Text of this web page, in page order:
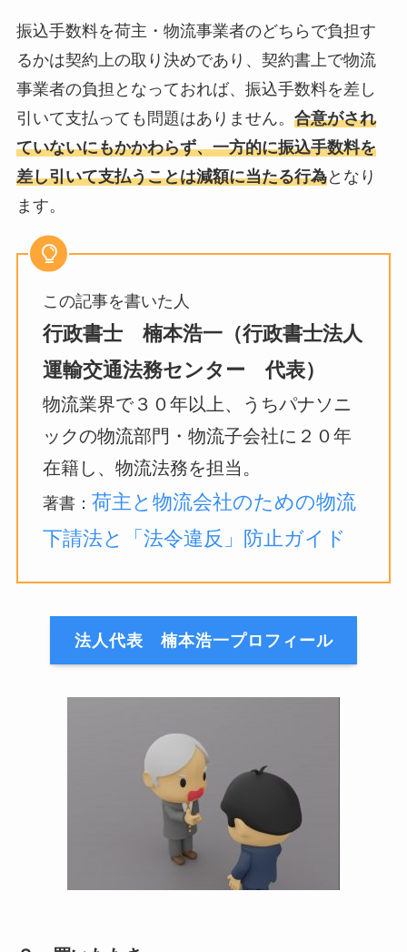
振込手数料を荷主・物流事業者のどちらで負担す
るかは契約上の取り決めであり、契約書上で物流
事業者の負担となっておれば、振込手数料を差し
引いて支払っても問題はありません。 合意がされ
ていないにもかかわらず、一方的に振込手数料を
差し引いて支払うことは減額に当たる行為となり
ます。
この記事を書いた人
行政書士 楠本浩一（行政書士法人
運輸交通法務センター 代表）
物流業界で３０年以上、うちパナソニ
ックの物流部門・物流子会社に２０年
在籍し、物流法務を担当。
著書： 荷主と物流会社のための物流
下請法と「法令違反」防止ガイド
法人代表 楠本浩一プロフィール